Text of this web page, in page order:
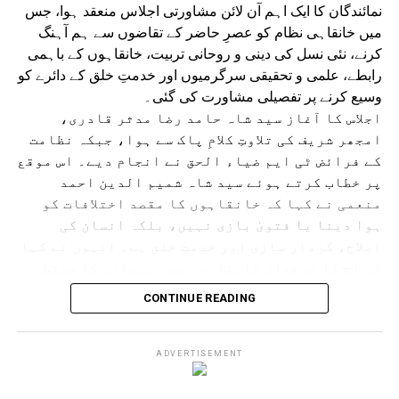
نمائندگان کا ایک اہم آن لائن مشاورتی اجلاس منعقد ہوا، جس
میں خانقاہی نظام کو عصرِ حاضر کے تقاضوں سے ہم آہنگ
کرنے، نئی نسل کی دینی و روحانی تربیت، خانقاہوں کے باہمی
رابطے، علمی و تحقیقی سرگرمیوں اور خدمتِ خلق کے دائرے کو
وسیع کرنے پر تفصیلی مشاورت کی گئی۔
اجلاس کا آغاز سید شاہ حامد رضا مدثر قادری،
امجھر شریف کی تلاوتِ کلامِ پاک سے ہوا، جبکہ نظامت
کے فرائض ٹی ایم ضیاء الحق نے انجام دیے۔ اس موقع
پر خطاب کرتے ہوئے سید شاہ شمیم الدین احمد
منعمی نے کہا کہ خانقاہوں کا مقصد اختلافات کو
ہوا دینا یا فتویٰ بازی نہیں، بلکہ انسان کی
ہے، اس لیے نئی نسل کی فکری، دینی، اخلاقی اور
روحانی تربیت کے لیے مؤثر منصوبہ بندی ضروری
ہے۔
سید شاہ صباح الدین چشتی نے مدارس میں دینی تعلیم کے ساتھ
روحانی و اخلاقی تربیت کو مؤثر بنانے پر زور دیا۔ سید شاہ
CONTINUE READING
ADVERTISEMENT